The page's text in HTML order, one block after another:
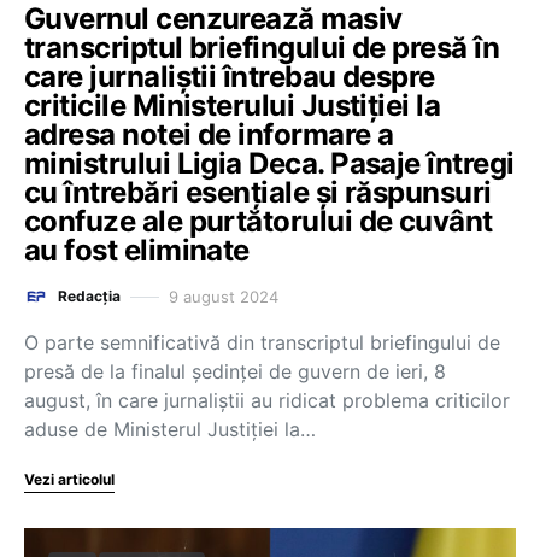
Guvernul cenzurează masiv
transcriptul briefingului de presă în
care jurnaliștii întrebau despre
criticile Ministerului Justiției la
adresa notei de informare a
ministrului Ligia Deca. Pasaje întregi
cu întrebări esențiale și răspunsuri
confuze ale purtătorului de cuvânt
au fost eliminate
Redacția 9 august 2024
O parte semnificativă din transcriptul briefingului de
presă de la finalul ședinței de guvern de ieri, 8
august, în care jurnaliștii au ridicat problema criticilor
aduse de Ministerul Justiției la…
Vezi articolul